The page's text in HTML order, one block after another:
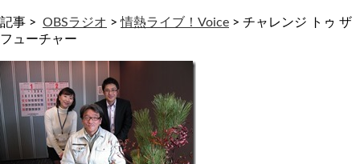
記事 > OBSラジオ >情熱ライブ！Voice > チャレンジ トゥ ザ
フューチャー